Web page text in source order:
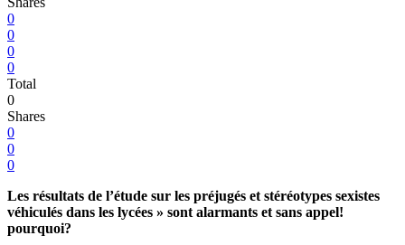
0
0
0
0
Total
0
Shares
0
0
0
Les résultats de l’étude sur les préjugés et stéréotypes sexistes
véhiculés dans les lycées » sont alarmants et sans appel!
pourquoi?